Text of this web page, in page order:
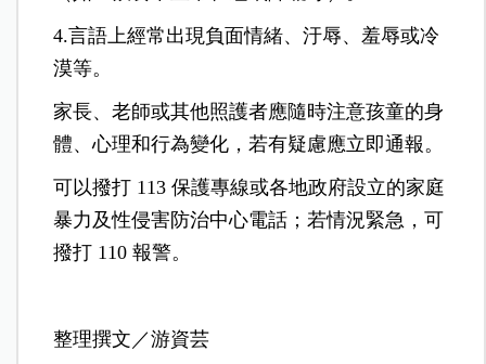
4.言語上經常出現負面情緒、汙辱、羞辱或冷
漠等。
家長、老師或其他照護者應隨時注意孩童的身
體、心理和行為變化，若有疑慮應立即通報。
可以撥打 113 保護專線或各地政府設立的家庭
暴力及性侵害防治中心電話；若情況緊急，可
撥打 110 報警。
整理撰文／游資芸